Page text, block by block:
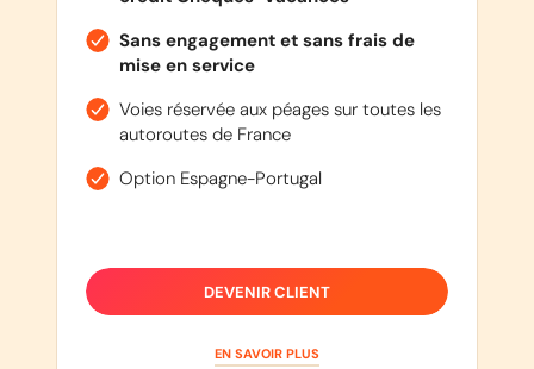
Sans engagement et sans frais de
mise en service
Voies réservée aux péages sur toutes les
autoroutes de France
Option Espagne-Portugal
DEVENIR CLIENT
EN SAVOIR PLUS